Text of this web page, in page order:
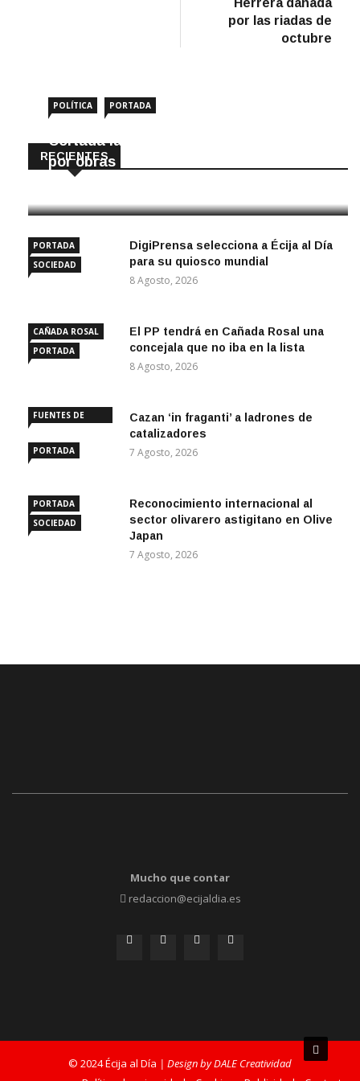
Herrera dañada
por las riadas de
octubre
RECIENTES
POLÍTICA PORTADA
Cortada la SE-9105 hacia La Montiela
por obras hasta final de año
PORTADA
SOCIEDAD
DigiPrensa selecciona a Écija al Día
para su quiosco mundial
8 Agosto, 2026
CAÑADA ROSAL
PORTADA
El PP tendrá en Cañada Rosal una
concejala que no iba en la lista
8 Agosto, 2026
FUENTES DE
PORTADA
Cazan ‘in fraganti’ a ladrones de
catalizadores
7 Agosto, 2026
PORTADA
SOCIEDAD
Reconocimiento internacional al
sector olivarero astigitano en Olive
Japan
7 Agosto, 2026
Mucho que contar
redaccion@ecijaldia.es
© 2024 Écija al Día | Design by DALE Creatividad